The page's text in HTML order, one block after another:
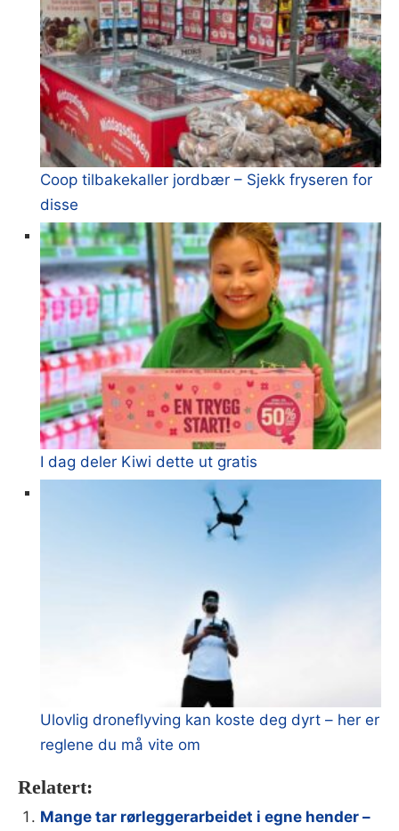
Coop tilbakekaller jordbær – Sjekk fryseren for
disse
I dag deler Kiwi dette ut gratis
Ulovlig droneflyving kan koste deg dyrt – her er
reglene du må vite om
Relatert:
Mange tar rørleggerarbeidet i egne hender –